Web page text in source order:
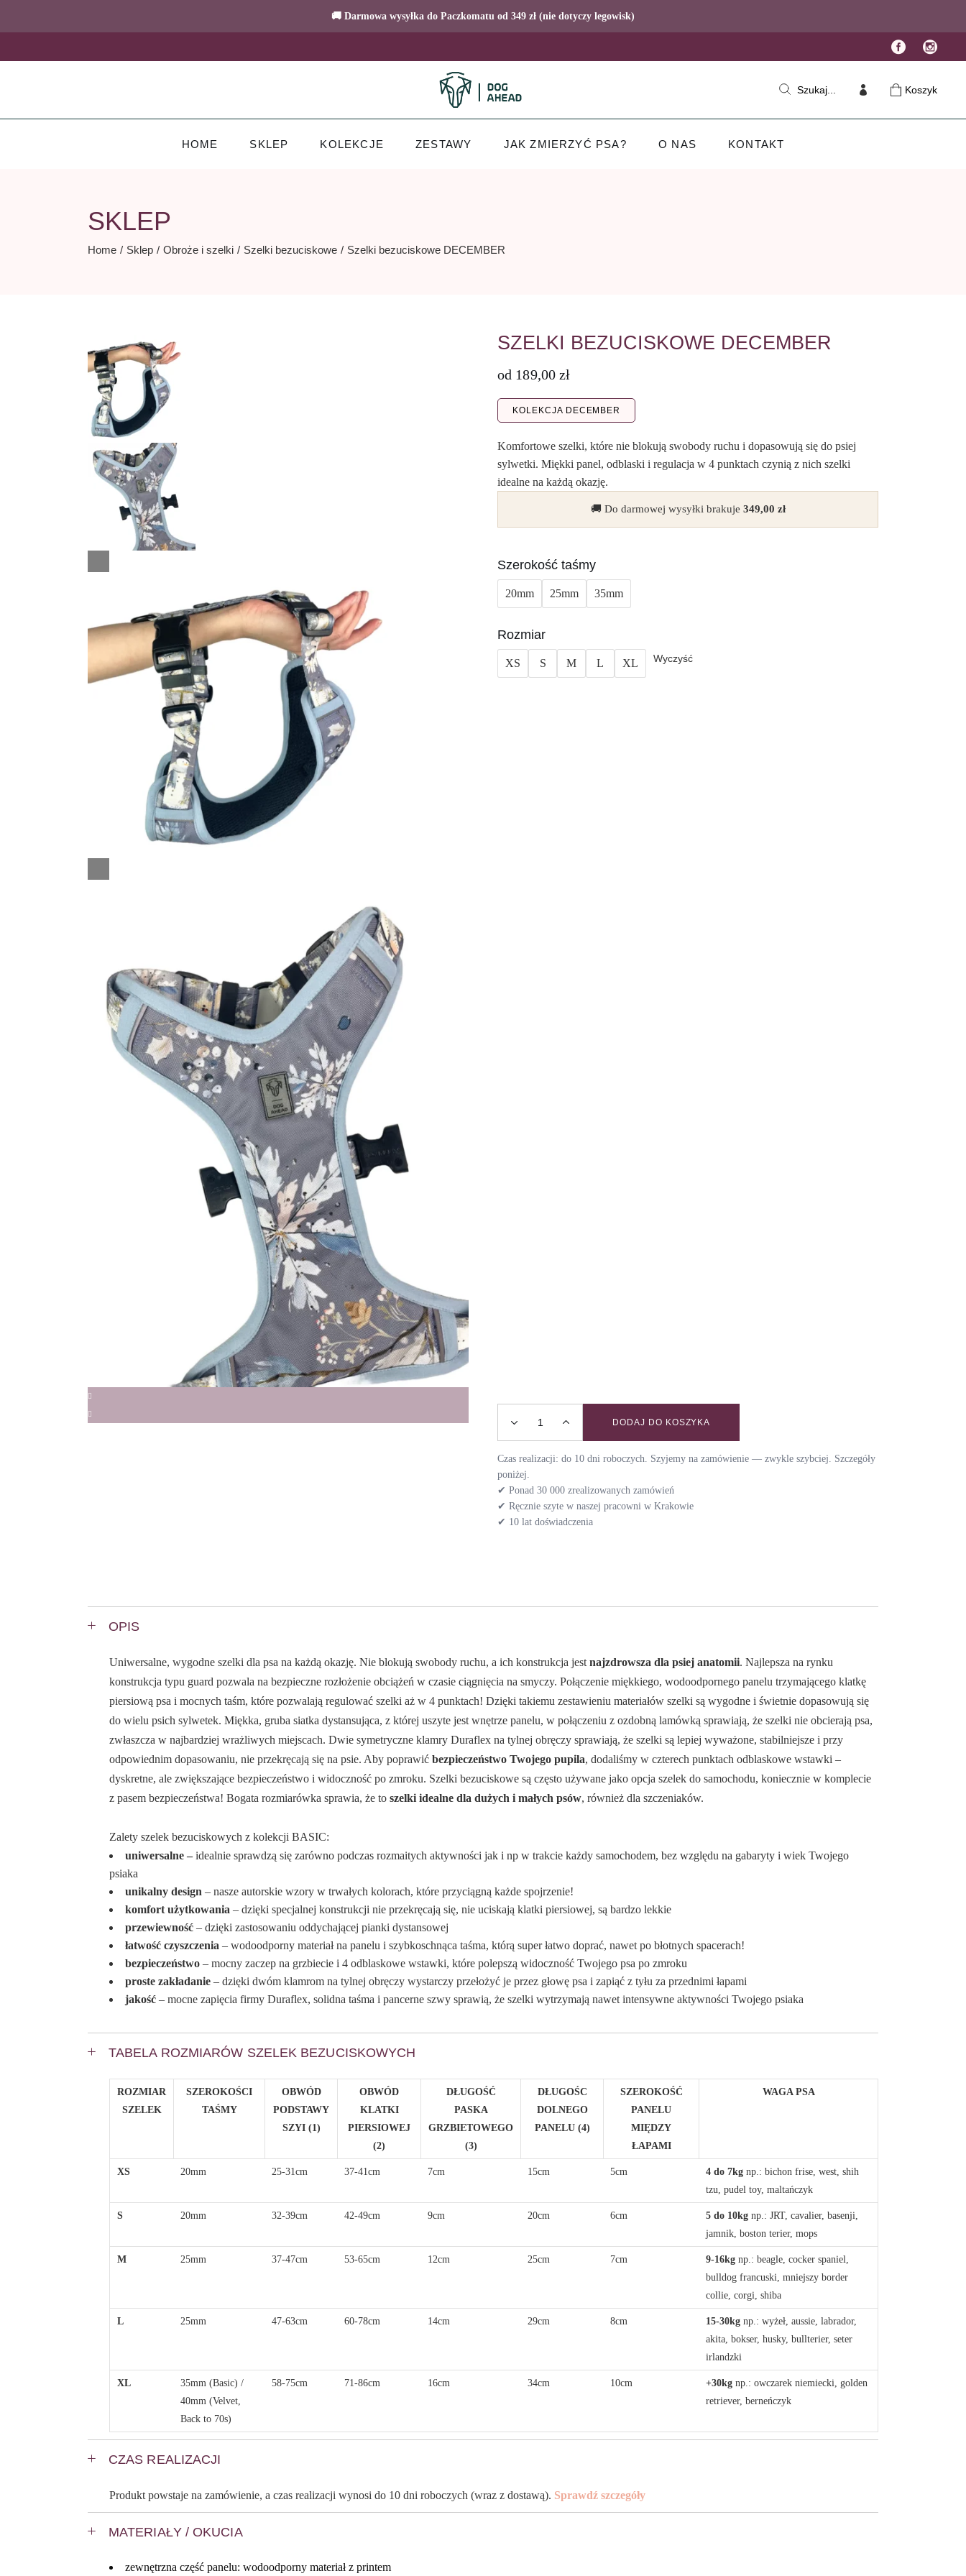
🚚 Darmowa wysyłka do Paczkomatu od 349 zł (nie dotyczy legowisk)
the
Szukaj... Koszyk
HOME SKLEP KOLEKCJE ZESTAWY JAK ZMIERZYĆ PSA? O NAS KONTAKT
SKLEP
Home Sklep Obroże i szelki Szelki bezuciskowe Szelki bezuciskowe DECEMBER
SZELKI BEZUCISKOWE DECEMBER
od 189,00 zł
KOLEKCJA DECEMBER
Komfortowe szelki, które nie blokują swobody ruchu i dopasowują się do psiej
sylwetki. Miękki panel, odblaski i regulacja w 4 punktach czynią z nich szelki
idealne na każdą okazję.
🚚 Do darmowej wysyłki brakuje 349,00 zł
Szerokość taśmy
20mm 25mm 35mm
Rozmiar
XS S M L XL Wyczyść
Szelki bezuciskowe DECEMBER quantity
DODAJ DO KOSZYKA
Czas realizacji: do 10 dni roboczych. Szyjemy na zamówienie — zwykle szybciej. Szczegóły
poniżej.
✔ Ponad 30 000 zrealizowanych zamówień
✔ Ręcznie szyte w naszej pracowni w Krakowie
✔ 10 lat doświadczenia
OPIS
Uniwersalne, wygodne szelki dla psa na każdą okazję. Nie blokują swobody ruchu, a ich konstrukcja jest najzdrowsza dla psiej anatomii. Najlepsza na rynku
konstrukcja typu guard pozwala na bezpieczne rozłożenie obciążeń w czasie ciągnięcia na smyczy. Połączenie miękkiego, wodoodpornego panelu trzymającego klatkę
piersiową psa i mocnych taśm, które pozwalają regulować szelki aż w 4 punktach! Dzięki takiemu zestawieniu materiałów szelki są wygodne i świetnie dopasowują się
do wielu psich sylwetek. Miękka, gruba siatka dystansująca, z której uszyte jest wnętrze panelu, w połączeniu z ozdobną lamówką sprawiają, że szelki nie obcierają psa,
zwłaszcza w najbardziej wrażliwych miejscach. Dwie symetryczne klamry Duraflex na tylnej obręczy sprawiają, że szelki są lepiej wyważone, stabilniejsze i przy
odpowiednim dopasowaniu, nie przekręcają się na psie. Aby poprawić bezpieczeństwo Twojego pupila, dodaliśmy w czterech punktach odblaskowe wstawki –
dyskretne, ale zwiększające bezpieczeństwo i widoczność po zmroku. Szelki bezuciskowe są często używane jako opcja szelek do samochodu, koniecznie w komplecie
z pasem bezpieczeństwa! Bogata rozmiarówka sprawia, że to szelki idealne dla dużych i małych psów, również dla szczeniaków.
Zalety szelek bezuciskowych z kolekcji BASIC:
uniwersalne – idealnie sprawdzą się zarówno podczas rozmaitych aktywności jak i np w trakcie każdy samochodem, bez względu na gabaryty i wiek Twojego
psiaka
unikalny design – nasze autorskie wzory w trwałych kolorach, które przyciągną każde spojrzenie!
komfort użytkowania – dzięki specjalnej konstrukcji nie przekręcają się, nie uciskają klatki piersiowej, są bardzo lekkie
przewiewność – dzięki zastosowaniu oddychającej pianki dystansowej
łatwość czyszczenia – wodoodporny materiał na panelu i szybkoschnąca taśma, którą super łatwo doprać, nawet po błotnych spacerach!
bezpieczeństwo – mocny zaczep na grzbiecie i 4 odblaskowe wstawki, które polepszą widoczność Twojego psa po zmroku
proste zakładanie – dzięki dwóm klamrom na tylnej obręczy wystarczy przełożyć je przez głowę psa i zapiąć z tyłu za przednimi łapami
jakość – mocne zapięcia firmy Duraflex, solidna taśma i pancerne szwy sprawią, że szelki wytrzymają nawet intensywne aktywności Twojego psiaka
TABELA ROZMIARÓW SZELEK BEZUCISKOWYCH
ROZMIAR
SZELEK
SZEROKOŚCI
TAŚMY
OBWÓD
PODSTAWY
SZYI (1)
OBWÓD
KLATKI
PIERSIOWEJ
(2)
DŁUGOŚĆ
PASKA
GRZBIETOWEGO
(3)
DŁUGOŚC
DOLNEGO
PANELU (4)
SZEROKOŚĆ
PANELU
MIĘDZY
ŁAPAMI
WAGA PSA
XS 20mm 25-31cm 37-41cm 7cm 15cm 5cm 4 do 7kg np.: bichon frise, west, shih
tzu, pudel toy, maltańczyk
S 20mm 32-39cm 42-49cm 9cm 20cm 6cm 5 do 10kg np.: JRT, cavalier, basenji,
jamnik, boston terier, mops
M 25mm 37-47cm 53-65cm 12cm 25cm 7cm 9-16kg np.: beagle, cocker spaniel,
bulldog francuski, mniejszy border
collie, corgi, shiba
L 25mm 47-63cm 60-78cm 14cm 29cm 8cm 15-30kg np.: wyżeł, aussie, labrador,
akita, bokser, husky, bullterier, seter
irlandzki
XL
35mm (Basic) /
40mm (Velvet,
Back to 70s)
58-75cm 71-86cm 16cm 34cm 10cm +30kg np.: owczarek niemiecki, golden
retriever, berneńczyk
CZAS REALIZACJI
Produkt powstaje na zamówienie, a czas realizacji wynosi do 10 dni roboczych (wraz z dostawą). Sprawdź szczegóły
MATERIAŁY / OKUCIA
zewnętrzna część panelu: wodoodporny materiał z printem